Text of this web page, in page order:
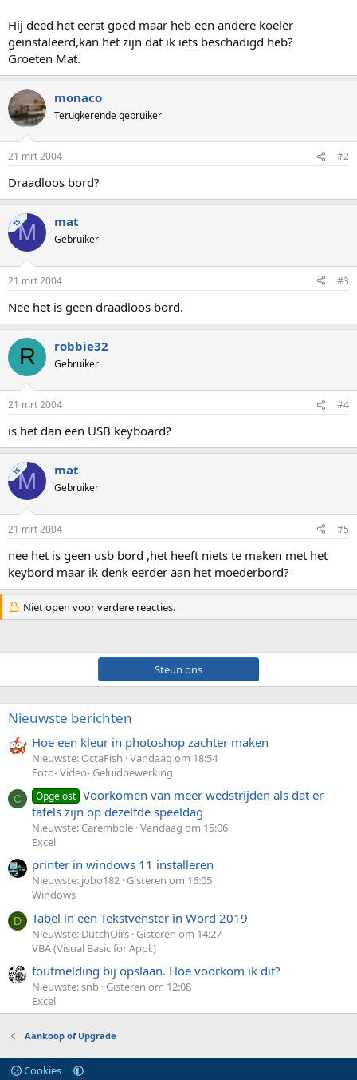
Hij deed het eerst goed maar heb een andere koeler
geinstaleerd,kan het zijn dat ik iets beschadigd heb?
Groeten Mat.
monaco
Terugkerende gebruiker
21 mrt 2004 #2
Draadloos bord?
TSM mat
Gebruiker
21 mrt 2004 #3
Nee het is geen draadloos bord.
R robbie32
Gebruiker
21 mrt 2004 #4
is het dan een USB keyboard?
TSM mat
Gebruiker
21 mrt 2004 #5
nee het is geen usb bord ,het heeft niets te maken met het
keybord maar ik denk eerder aan het moederbord?
Niet open voor verdere reacties.
Steun ons
Nieuwste berichten
Hoe een kleur in photoshop zachter maken
Nieuwste: OctaFish Vandaag om 18:54
Foto- Video- Geluidbewerking
C Opgelost Voorkomen van meer wedstrijden als dat er
tafels zijn op dezelfde speeldag
Nieuwste: Carembole Vandaag om 15:06
Excel
printer in windows 11 installeren
Nieuwste: jobo182 Gisteren om 16:05
Windows
D Tabel in een Tekstvenster in Word 2019
Nieuwste: DutchOirs Gisteren om 14:27
VBA (Visual Basic for Appl.)
foutmelding bij opslaan. Hoe voorkom ik dit?
Nieuwste: snb Gisteren om 12:08
Excel
Aankoop of Upgrade
Cookies